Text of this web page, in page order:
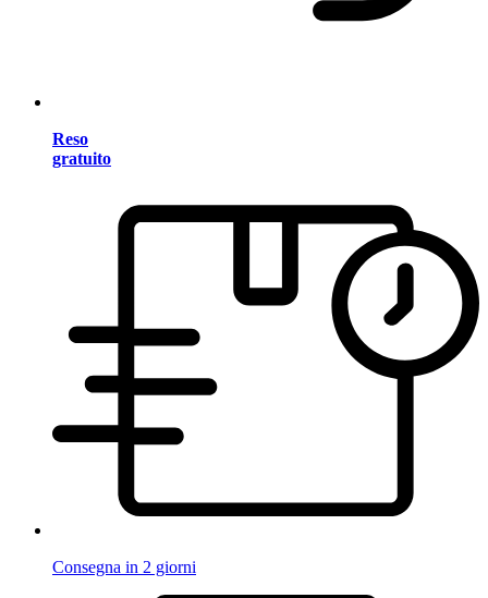
Reso
gratuito
Consegna in 2 giorni